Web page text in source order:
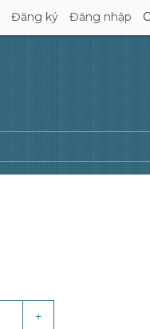
Đăng ký Đăng nhập
+